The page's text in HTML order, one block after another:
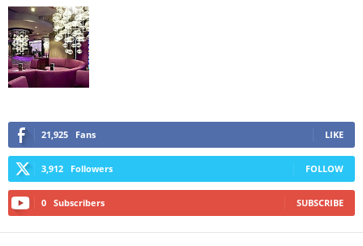
21,925 Fans LIKE
3,912 Followers FOLLOW
0 Subscribers SUBSCRIBE